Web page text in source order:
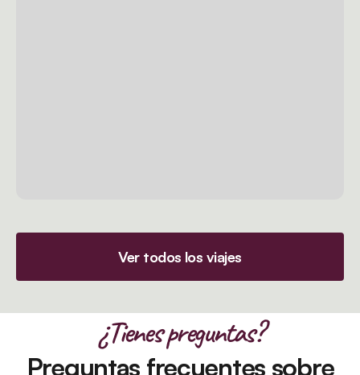
Ver todos los viajes
¿Tienes preguntas?
Preguntas frecuentes sobre